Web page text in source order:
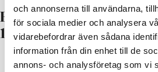
och annonserna till användarna,
för sociala medier och analysera
vidarebefordrar även sådana
information från din enhet till de
annons- och analysföretag som vi
Bollhallens
13 år
seriekort